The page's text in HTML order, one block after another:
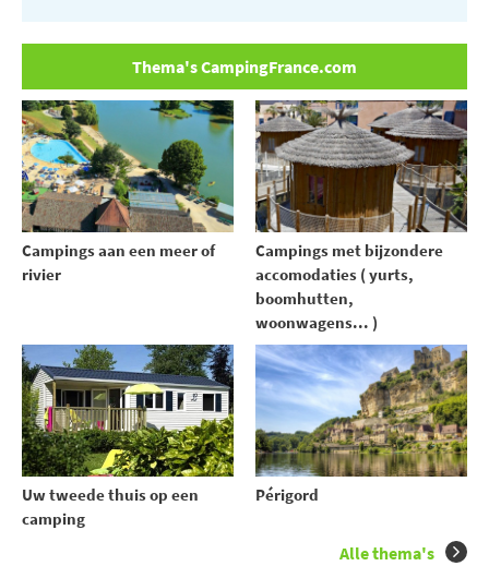
Thema's CampingFrance.com
Campings aan een meer of
rivier
Campings met bijzondere
accomodaties ( yurts,
boomhutten,
woonwagens... )
Uw tweede thuis op een
camping
Périgord
Alle thema's